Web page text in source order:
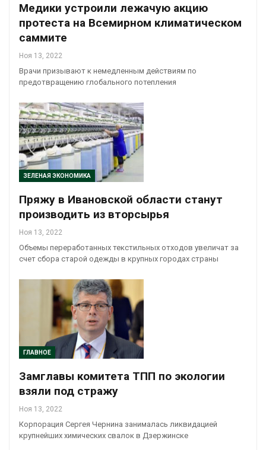
Медики устроили лежачую акцию
протеста на Всемирном климатическом
саммите
Ноя 13, 2022
Врачи призывают к немедленным действиям по
предотвращению глобального потепления
ЗЕЛЕНАЯ ЭКОНОМИКА
Пряжу в Ивановской области станут
производить из вторсырья
Ноя 13, 2022
Объемы переработанных текстильных отходов увеличат за
счет сбора старой одежды в крупных городах страны
ГЛАВНОЕ
Замглавы комитета ТПП по экологии
взяли под стражу
Ноя 13, 2022
Корпорация Сергея Чернина занималась ликвидацией
крупнейших химических свалок в Дзержинске